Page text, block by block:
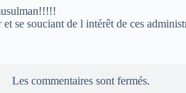
se souciant de l intérêt de ces
Les commentaires sont fermés.